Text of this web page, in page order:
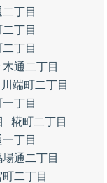
丁目
丁目
丁目
通二丁目
川端町二丁目
丁目
糀町二丁目
丁目
通二丁目
町二丁目